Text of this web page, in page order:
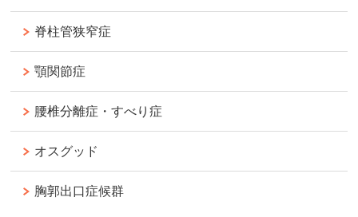
脊柱管狭窄症
顎関節症
腰椎分離症・すべり症
オスグッド
胸郭出口症候群